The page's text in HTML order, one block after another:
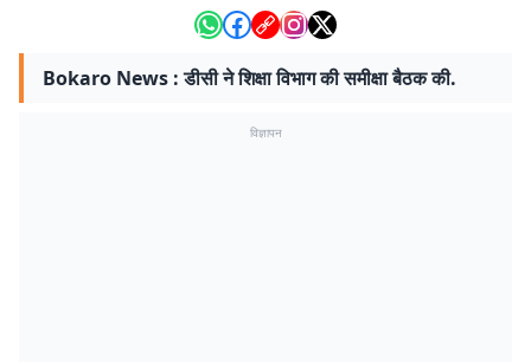
Bokaro News : डीसी ने शिक्षा विभाग की समीक्षा बैठक की.
विज्ञापन